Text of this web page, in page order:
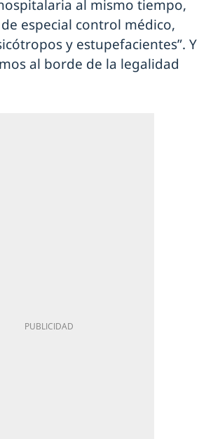
al mismo tiempo,
especial control médico,
y estupefacientes”. Y
al borde de la legalidad